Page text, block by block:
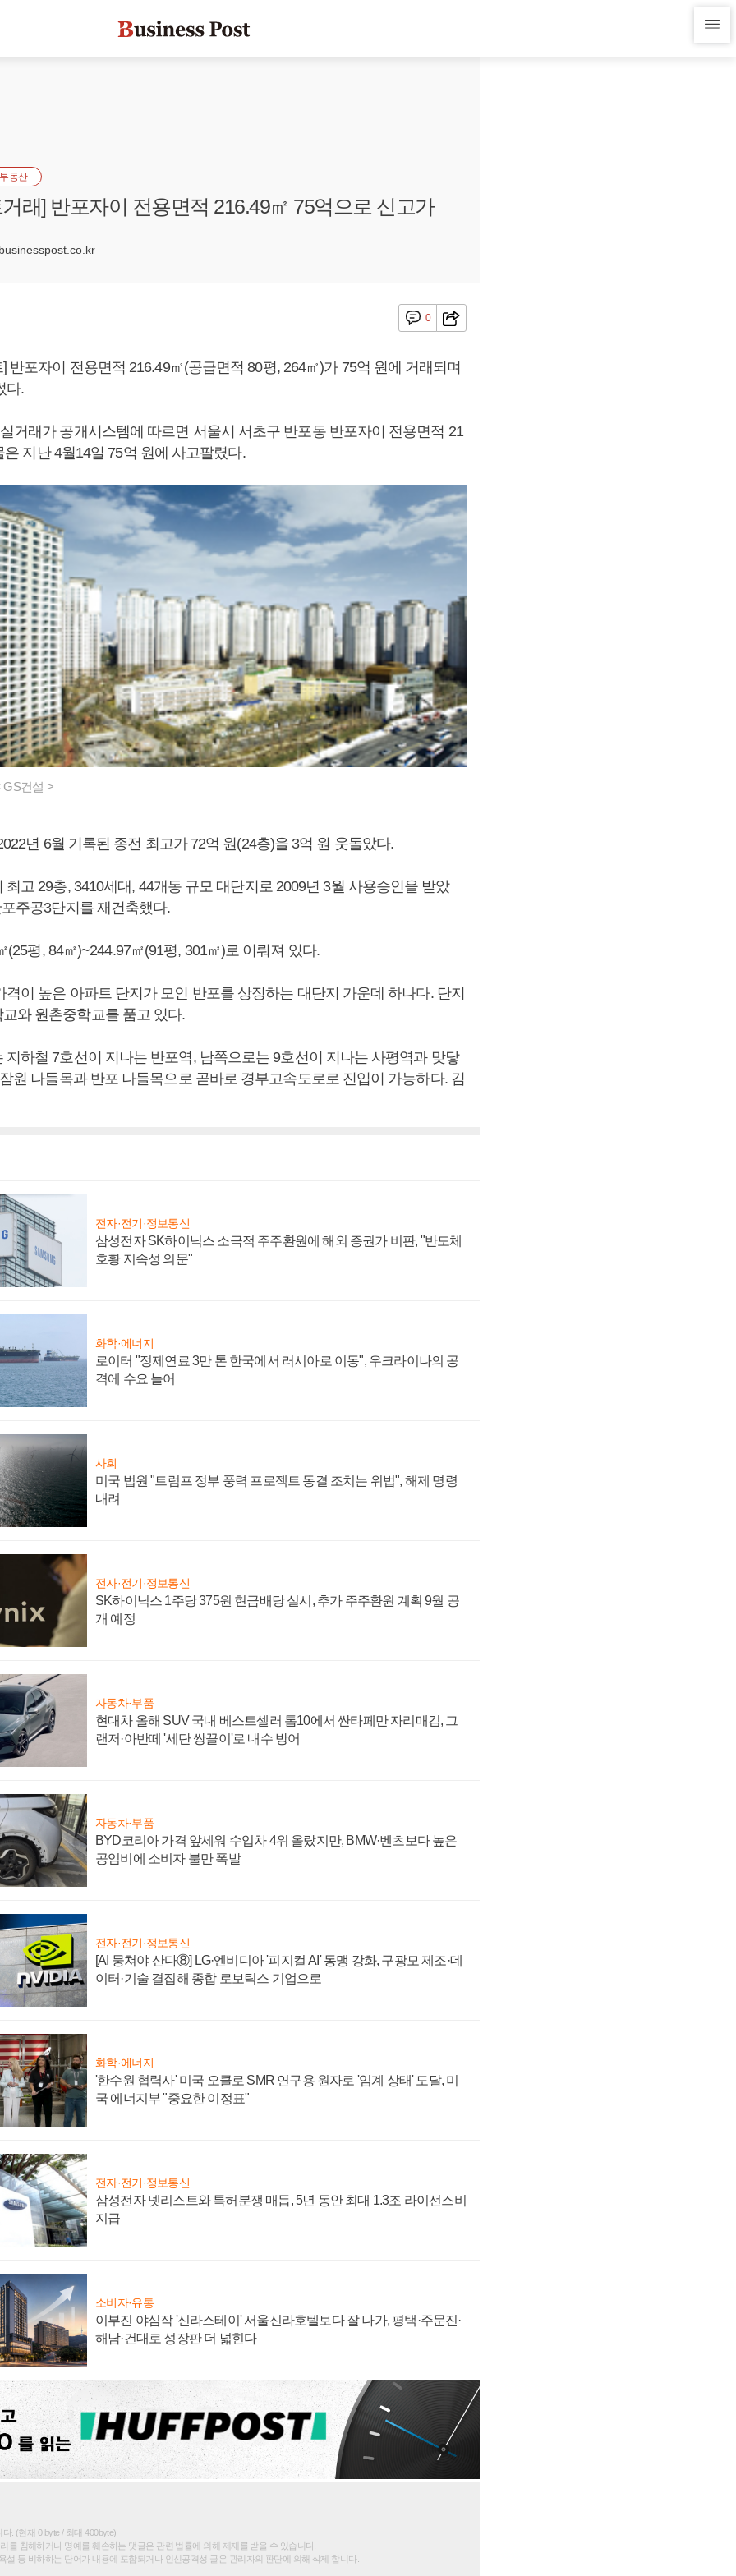
부동산
래] 반포자이 전용면적 216.49㎡ 75억으로 신고가
0
반포자이 전용면적 216.49㎡(공급면적 80평, 264㎡)가 75억 원에 거래되며
다.
거래가 공개시스템에 따르면 서울시 서초구 반포동 반포자이 전용면적 21
은 지난 4월14일 75억 원에 사고팔렸다.
건설 >
년 6월 기록된 종전 최고가 72억 원(24층)을 3억 원 웃돌았다.
최고 29층, 3410세대, 44개동 규모 대단지로 2009년 3월 사용승인을 받았
주공3단지를 재건축했다.
(25평, 84㎡)~244.97㎡(91평, 301㎡)로 이뤄져 있다.
격이 높은 아파트 단지가 모인 반포를 상징하는 대단지 가운데 하나다. 단지
와 원촌중학교를 품고 있다.
지하철 7호선이 지나는 반포역, 남쪽으로는 9호선이 지나는 사평역과 맞닿
원 나들목과 반포 나들목으로 곧바로 경부고속도로로 진입이 가능하다. 김
전자·전기·정보통신
삼성전자 SK하이닉스 소극적 주주환원에 해외 증권가 비판, "반도체
호황 지속성 의문"
화학·에너지
로이터 "정제연료 3만 톤 한국에서 러시아로 이동", 우크라이나의 공
격에 수요 늘어
사회
미국 법원 "트럼프 정부 풍력 프로젝트 동결 조치는 위법", 해제 명령
내려
전자·전기·정보통신
SK하이닉스 1주당 375원 현금배당 실시, 추가 주주환원 계획 9월 공
개 예정
자동차·부품
현대차 올해 SUV 국내 베스트셀러 톱10에서 싼타페만 자리매김, 그
랜저·아반떼 '세단 쌍끌이'로 내수 방어
자동차·부품
BYD코리아 가격 앞세워 수입차 4위 올랐지만, BMW·벤츠보다 높은
공임비에 소비자 불만 폭발
전자·전기·정보통신
[AI 뭉쳐야 산다⑧] LG·엔비디아 '피지컬 AI' 동맹 강화, 구광모 제조·데
이터·기술 결집해 종합 로보틱스 기업으로
화학·에너지
'한수원 협력사' 미국 오클로 SMR 연구용 원자로 '임계 상태' 도달, 미
국 에너지부 "중요한 이정표"
전자·전기·정보통신
삼성전자 넷리스트와 특허분쟁 매듭, 5년 동안 최대 1.3조 라이선스비
지급
소비자·유통
이부진 야심작 '신라스테이' 서울신라호텔보다 잘 나가, 평택·주문진·
해남·건대로 성장판 더 넓힌다
. (현재 0 byte / 최대 400byte)
를 침해하거나 명예를 훼손하는 댓글은 관련 법률에 의해 제재를 받을 수 있습니다.
설 등 비하하는 단어가 내용에 포함되거나 인신공격성 글은 관리자의 판단에 의해 삭제 합니다.